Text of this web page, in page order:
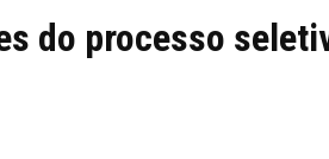
do processo